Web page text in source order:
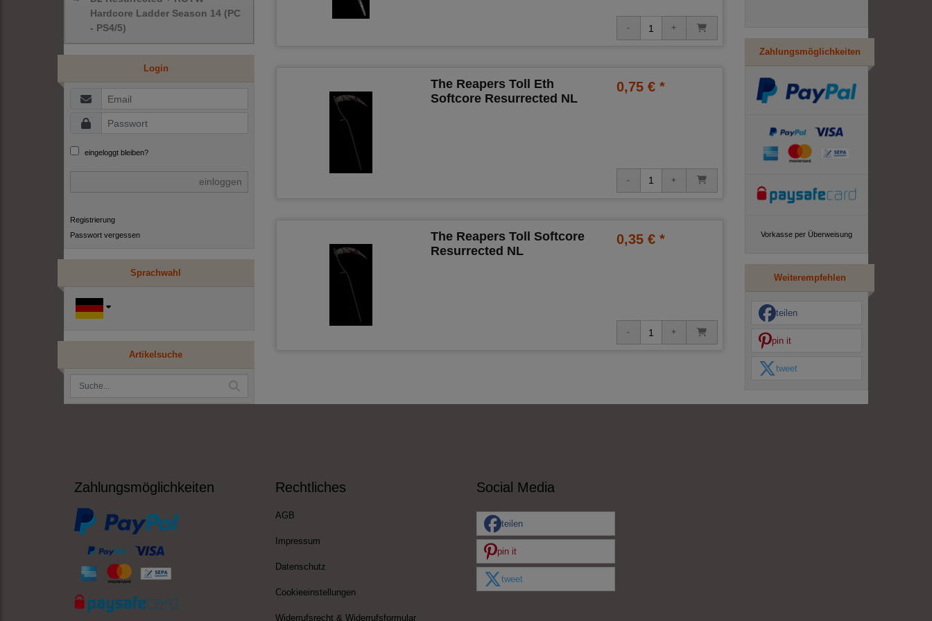
Hardcore Ladder Season 14 (PC
- PS4/5)
Login
eingeloggt bleiben?
einloggen
Registrierung
Passwort vergessen
Sprachwahl
Artikelsuche
The Reapers Toll Eth
Softcore Resurrected NL
0,75 € *
The Reapers Toll Softcore
Resurrected NL
0,35 € *
Zahlungsmöglichkeiten
Vorkasse per Überweisung
Weiterempfehlen
teilen
pin it
tweet
Zahlungsmöglichkeiten Rechtliches
AGB
Impressum
Datenschutz
Cookieeinstellungen
Widerrufsrecht & Widerrufsformular
Social Media
teilen
pin it
tweet